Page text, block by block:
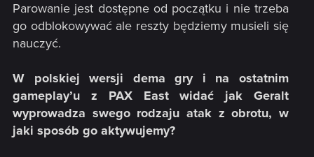
Parowanie jest dostępne od początku i nie trzeba
go odblokowywać ale reszty będziemy musieli się
nauczyć.
W polskiej wersji dema gry i na ostatnim
gameplay’u z PAX East widać jak Geralt
wyprowadza swego rodzaju atak z obrotu, w
jaki sposób go aktywujemy?